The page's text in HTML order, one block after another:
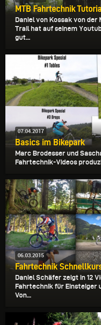
MTB Fahrtechnik
Daniel von Kossak von
Trail hat auf seinem
gut...
07.04.2017
Basics im Bikepark
Marc Brodesser und
Fahrtechnik-Videos
06.03.2015
Fahrtechnik
Daniel Schäfer zeigt in 12
Fahrtechnik für Einsteiger
Von...